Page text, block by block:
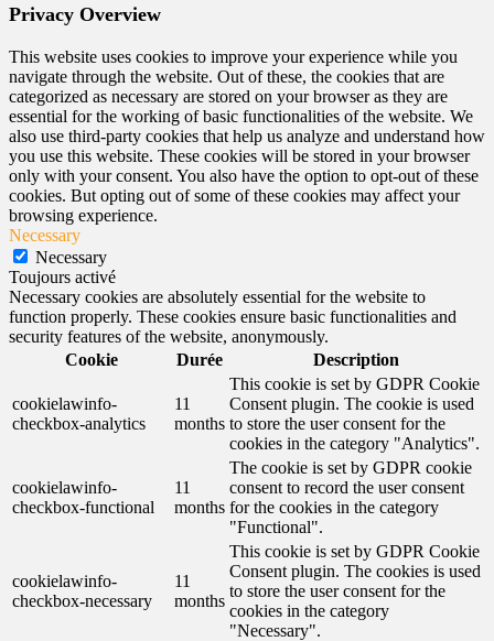
Privacy Overview
This website uses cookies to improve your experience while you
navigate through the website. Out of these, the cookies that are
categorized as necessary are stored on your browser as they are
essential for the working of basic functionalities of the website. We
also use third-party cookies that help us analyze and understand how
you use this website. These cookies will be stored in your browser
only with your consent. You also have the option to opt-out of these
cookies. But opting out of some of these cookies may affect your
browsing experience.
Necessary
Necessary
Toujours activé
Necessary cookies are absolutely essential for the website to
function properly. These cookies ensure basic functionalities and
security features of the website, anonymously.
Cookie
Durée Description
cookielawinfo-
checkbox-analytics
11
months
This cookie is set by GDPR Cookie
Consent plugin. The cookie is used
to store the user consent for the
cookies in the category "Analytics".
cookielawinfo-
checkbox-functional
11
months
The cookie is set by GDPR cookie
consent to record the user consent
for the cookies in the category
"Functional".
cookielawinfo-
checkbox-necessary
11
months
This cookie is set by GDPR Cookie
Consent plugin. The cookies is used
to store the user consent for the
cookies in the category
"Necessary".